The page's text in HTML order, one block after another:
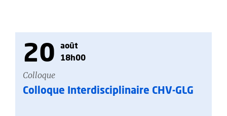
20
août
18h00
Colloque
Colloque Interdisciplinaire CHV-GLG